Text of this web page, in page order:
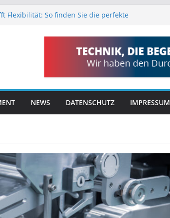
Flexibilität: So finden Sie die perfekte
schwarz bleibt: Ursachen entdecken
meistern
im Fokus: Was ist angesagt?
Ihre Gesundheit und steigert die
NEWS DATENSCHUTZ IMPRESSUM